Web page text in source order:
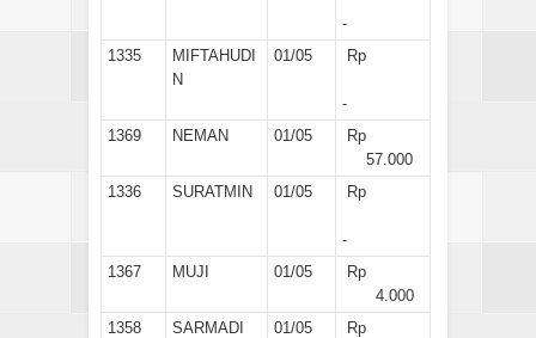
-
1335
MIFTAHUDI
N
01/05 Rp
-
1369
NEMAN 01/05
Rp
57.000
1336
SURATMIN 01/05 Rp
-
1367
MUJI 01/05
Rp
4.000
1358
SARMADI 01/05 Rp